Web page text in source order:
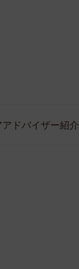
ドバイザー紹介